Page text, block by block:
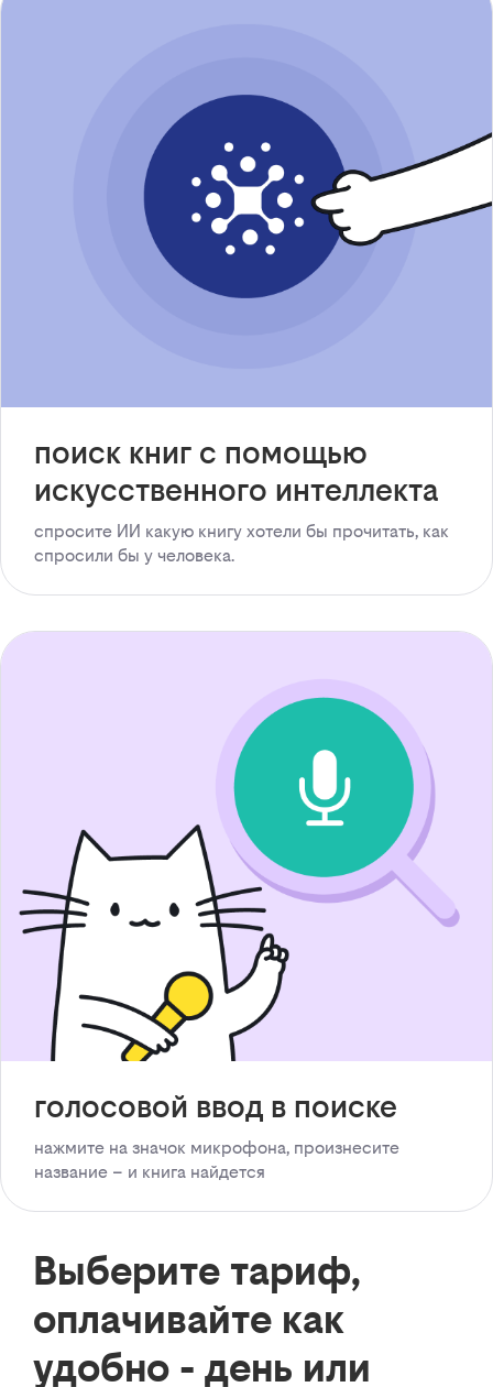
поиск книг с помощью
искусственного интеллекта
спросите ИИ какую книгу хотели бы прочитать, как
спросили бы у человека.
голосовой ввод в поиске
нажмите на значок микрофона, произнесите
название – и книга найдется
Выберите тариф,
оплачивайте как
удобно - день или